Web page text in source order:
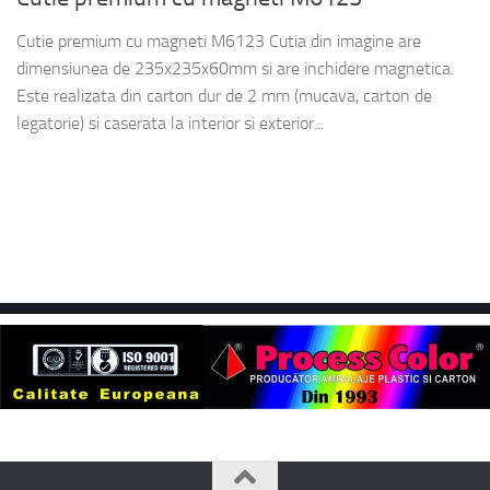
Cutie premium cu magneti M6123 Cutia din imagine are
dimensiunea de 235x235x60mm si are inchidere magnetica.
Este realizata din carton dur de 2 mm (mucava, carton de
legatorie) si caserata la interior si exterior...